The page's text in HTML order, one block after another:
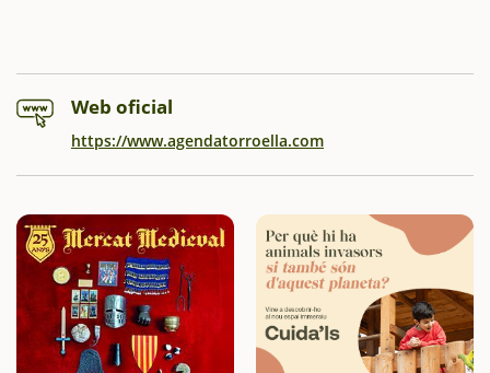
Web oficial
https://www.agendatorroella.com